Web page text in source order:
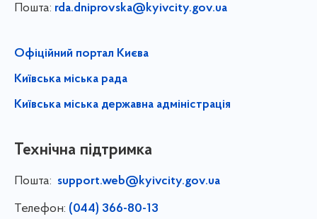
Пошта: rda.dniprovska@kyivcity.gov.ua
Офіційний портал Києва
Київська міська рада
Київська міська державна адміністрація
Технічна підтримка
Пошта: support.web@kyivcity.gov.ua
Телефон: (044) 366-80-13